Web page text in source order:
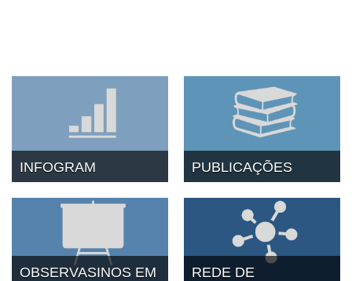
INFOGRAM PUBLICAÇÕES
OBSERVASINOS EM
REDE DE